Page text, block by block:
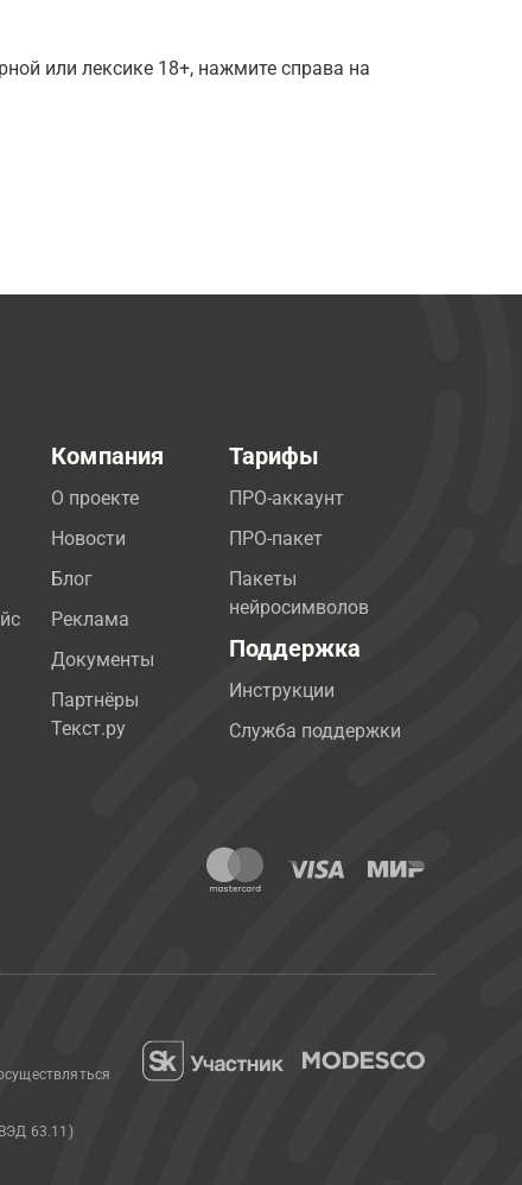
или лексике 18+, нажмите справа на
Компания
О проекте
Новости
Блог
Реклама
Документы
Партнёры
Текст.ру
Тарифы
ПРО-аккаунт
ПРО-пакет
Пакеты
нейросимволов
Поддержка
Инструкции
Служба поддержки
63.11)